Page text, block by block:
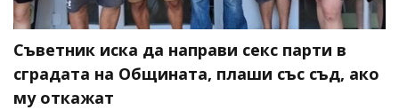
Съветник иска да направи секс парти в
сградата на Общината, плаши със съд, ако
му откажат